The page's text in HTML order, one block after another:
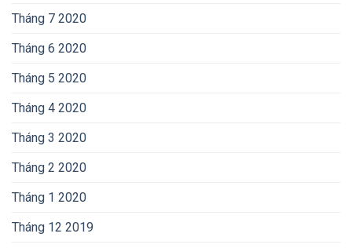
Tháng 7 2020
Tháng 6 2020
Tháng 5 2020
Tháng 4 2020
Tháng 3 2020
Tháng 2 2020
Tháng 1 2020
Tháng 12 2019